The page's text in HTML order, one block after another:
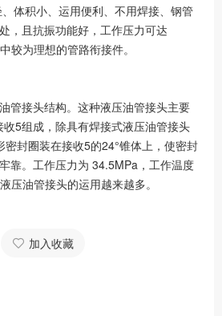
体积小、运用便利、不用焊接、钢管
，且抗振功能好，工作压力可达
较为理想的管路衔接件。
接头结构。这种液压油管接头主要
5组成，除具有焊接式液压油管接头
密封圈装在接收5的24°锥体上，使密封
靠。工作压力为 34.5MPa，工作温度
油管接头的运用越来越多。
加入收藏